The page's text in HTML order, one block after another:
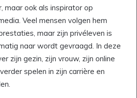
maar ook als inspirator op
Veel mensen volgen hem
maar zijn privéleven is
naar wordt gevraagd. In deze
zijn gezin, zijn vrouw, zijn online
spelen in zijn carrière en